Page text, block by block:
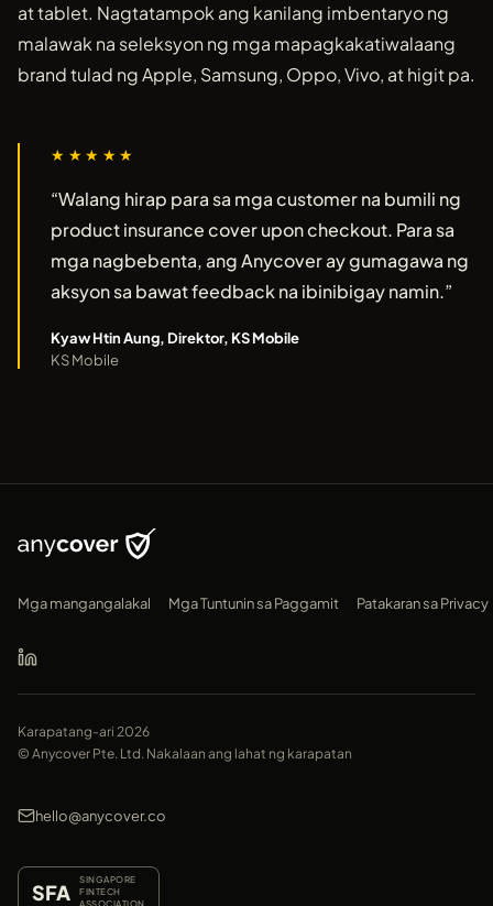
at tablet. Nagtatampok ang kanilang imbentaryo ng
malawak na seleksyon ng mga mapagkakatiwalaang
brand tulad ng Apple, Samsung, Oppo, Vivo, at higit pa.
★★★★★
“Walang hirap para sa mga customer na bumili ng
product insurance cover upon checkout. Para sa
mga nagbebenta, ang Anycover ay gumagawa ng
aksyon sa bawat feedback na ibinibigay namin.”
Kyaw Htin Aung, Direktor, KS Mobile
KS Mobile
Mga mangangalakal Mga Tuntunin sa Paggamit Patakaran sa Privacy
Karapatang-ari 2026
© Anycover Pte. Ltd. Nakalaan ang lahat ng karapatan
hello@anycover.co
SFA
SINGAPORE
FINTECH
ASSOCIATION